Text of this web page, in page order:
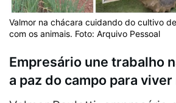
Valmor na chácara cuidando do cultivo
com os animais. Foto: Arquivo Pessoal
Empresário une trabalho
a paz do campo para